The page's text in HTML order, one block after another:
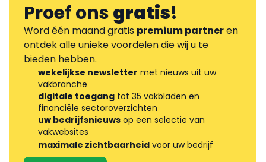
Proef onsgratis!
Word één maand gratis premium partneren
ontdek alle unieke voordelen die wij u te
bieden hebben.
wekelijkse newsletter met nieuws uit uw
vakbranche
digitale toegang tot 35 vakbladen en
financiële sectoroverzichten
uw bedrijfsnieuws op een selectie van
vakwebsites
maximale zichtbaarheid voor uw bedrijf